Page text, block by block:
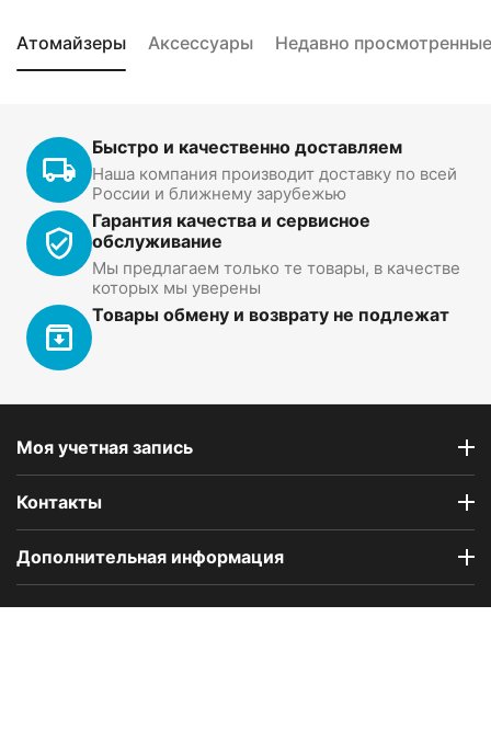
Атомайзеры Аксессуары Недавно просмотренные
Быстро и качественно доставляем
Наша компания производит доставку по всей
России и ближнему зарубежью
Гарантия качества и сервисное
обслуживание
Мы предлагаем только те товары, в качестве
которых мы уверены
Товары обмену и возврату не подлежат
Моя учетная запись
Контакты
Дополнительная информация